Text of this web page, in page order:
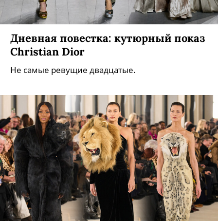
Дневная повестка: кутюрный показ
Christian Dior
Не самые ревущие двадцатые.